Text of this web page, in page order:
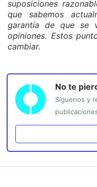
suposiciones
que sabemos
garantía de que se
opiniones. Estos
cambiar.
No te
Síguenos y